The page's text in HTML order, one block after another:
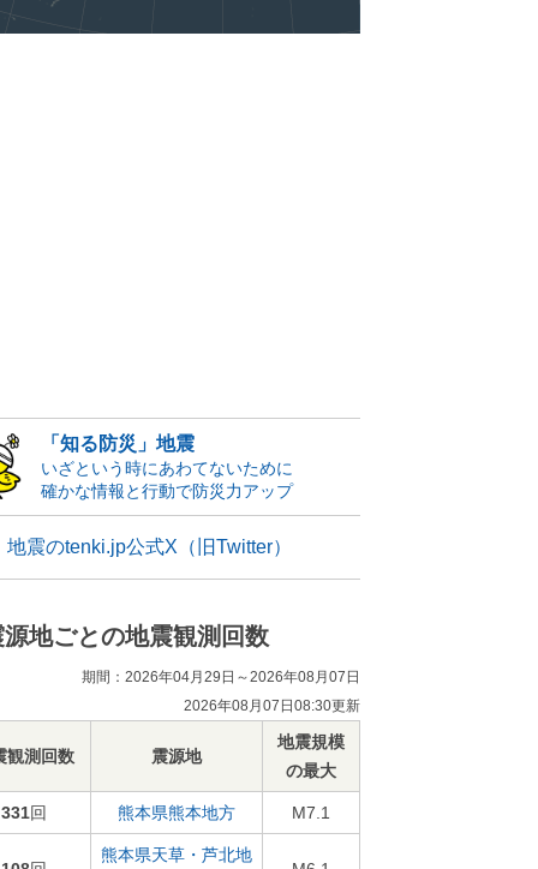
「知る防災」地震
いざという時にあわてないために
確かな情報と行動で防災力アップ
地震のtenki.jp公式X（旧Twitter）
源地ごとの地震観測回数
期間：2026年04月29日～2026年08月07日
2026年08月07日08:30更新
観測回数 震源地
地震規模
の最大
331回 熊本県熊本地方 M7.1
熊本県天草・芦北地